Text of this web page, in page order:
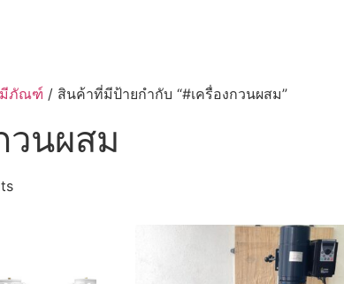
ภัณฑ์ / สินค้าที่มีป้ายกำกับ “#เครื่องกวนผสม”
วนผสม
Sorted